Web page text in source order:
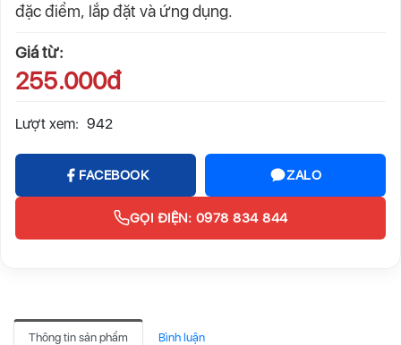
đặc điểm, lắp đặt và ứng dụng.
Giá từ:
255.000đ
Lượt xem: 942
FACEBOOK ZALO
GỌI ĐIỆN: 0978 834 844
Thông tin sản phẩm Bình luận